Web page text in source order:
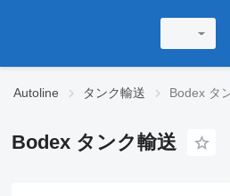
Autoline タンク輸送 Bodex タ
Bodex タンク輸送